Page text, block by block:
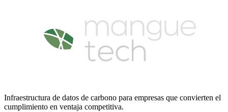
Infraestructura de datos de carbono para empresas que convierten el
cumplimiento en ventaja competitiva.